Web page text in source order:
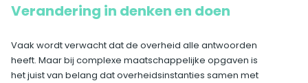
Verandering in denken en doen
Vaak wordt verwacht dat de overheid alle antwoorden
heeft. Maar bij complexe maatschappelijke opgaven is
het juist van belang dat overheidsinstanties samen met